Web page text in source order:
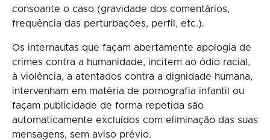
consoante o caso (gravidade dos comentários,
frequência das perturbações, perfil, etc.).
Os internautas que façam abertamente apologia de
crimes contra a humanidade, incitem ao ódio racial,
à violência, a atentados contra a dignidade humana,
intervenham em matéria de pornografia infantil ou
façam publicidade de forma repetida são
automaticamente excluídos com eliminação das suas
mensagens, sem aviso prévio.